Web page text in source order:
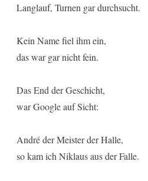
Langlauf, Turnen gar durchsucht.
Kein Name fiel ihm ein,
das war gar nicht fein.
Das End der Geschicht,
war Google auf Sicht:
André der Meister der Halle,
so kam ich Niklaus aus der Falle.